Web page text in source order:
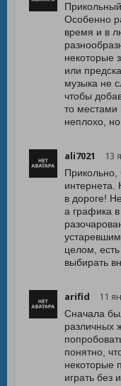
Особенно
время и в
некоторые
или
музыка не
чтобы
то местами
неплохо, но
ali7021 13
Прикольно,
интернета.
в дороге!
а графика
целом,
выбирать
arifid 11
Сначала
различных
понятно,
некоторые
играть без